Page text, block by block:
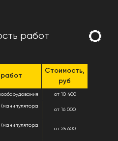
работ
Стоимость,
руб
от 10 400
от 16 000
от 25 600